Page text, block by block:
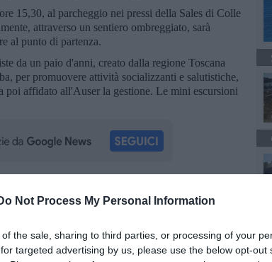
Not Process My Personal Information
the sale, sharing to third parties, or processing of your
targeted advertising by us, please use the below opt-out
15,30, al parcheggio nei pressi della Sales di Colle
attraverso un sentiero ombreggiato, sarà
al punto di partenza.
da un paio d'anni, creato dalla regione Toscana
per promuovere attività socializzanti e salutistiche,
affidato all'Auser la gestione. Le mini escursioni
iscriviti allaNewsletter QUInews ELBA.Arriva
tua casella di posta.